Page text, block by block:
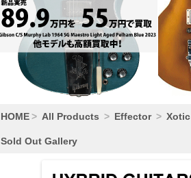
HOME All Products Effector Xotic
Sold Out Gallery